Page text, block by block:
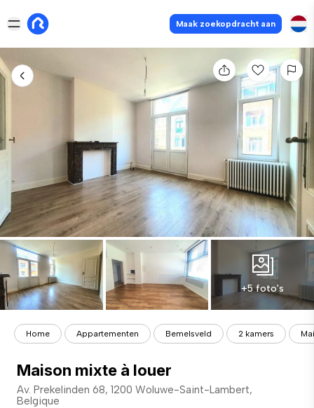
Maak zoekopdracht aan
+5 foto's
Home Appartementen Bemelsveld 2 kamers
Maison mixte à louer
Av. Prekelinden 68, 1200 Woluwe-Saint-Lambert,
Belgique